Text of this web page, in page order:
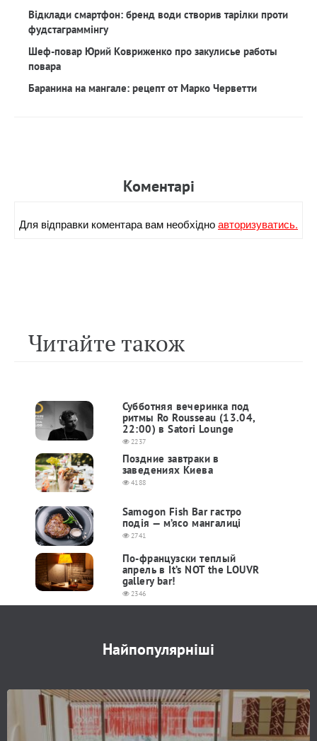
Відклади смартфон: бренд води створив тарілки проти
фудстаграммінгу
Шеф-повар Юрий Ковриженко про закулисье работы
повара
Баранина на мангале: рецепт от Марко Черветти
Коментарi
Для вiдправки коментара вам необхiдноавторизуватись.
Читайте також
Субботняя вечеринка под
ритмы Ro Rousseau (13.04,
22:00) в Satori Lounge
2237
Поздние завтраки в
заведениях Киева
4188
Samogon Fish Bar гастро
подія — м’ясо мангалиці
2741
По-французски теплый
апрель в It’s NOT the LOUVR
gallery bar!
2346
Найпопулярніші